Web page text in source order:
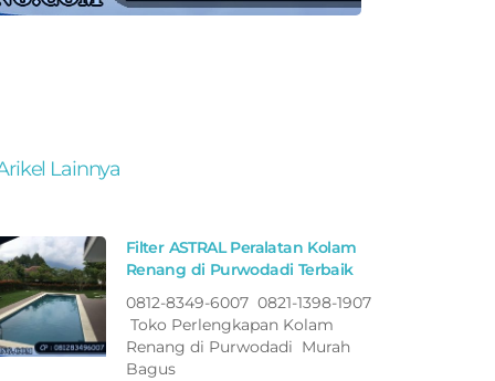
Lainnya
Filter ASTRAL Peralatan Kolam
Renang di Purwodadi Terbaik
0812-8349-6007 0821-1398-1907
Toko Perlengkapan Kolam
Renang di Purwodadi Murah
Bagus